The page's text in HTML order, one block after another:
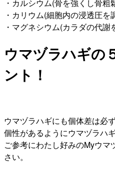
・カルシウム(骨を強くし骨粗
・カリウム(細胞内の浸透圧を
・マグネシウム(カラダの代謝
ウマヅラハギの
ント！
ウマヅラハギにも個体差は必
個性があるようにウマヅラハ
ご参考にわたし好みのMyウ
さい。